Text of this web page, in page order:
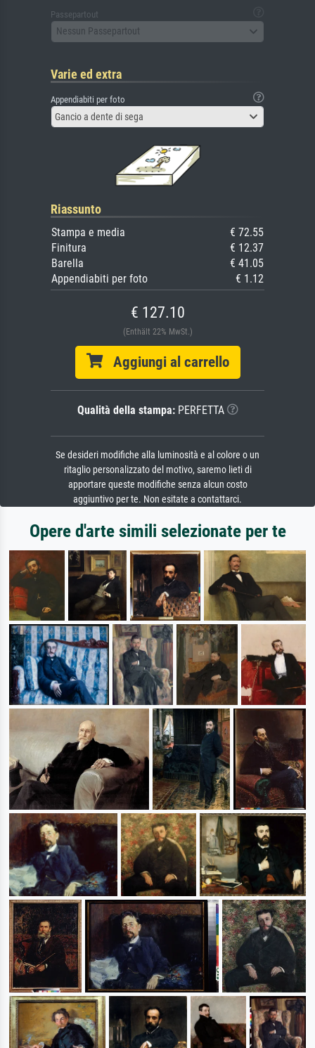
Passepartout
Nessun Passepartout
Varie ed extra
Appendiabiti per foto
Gancio a dente di sega
Riassunto
Stampa e media
€ 72.55
Finitura
€ 12.37
Barella
€ 41.05
Appendiabiti per foto
€ 1.12
€ 127.10
(Enthält 22% MwSt.)
Aggiungi al carrello
Qualità della stampa:PERFETTA
Se desideri modifiche alla luminosità e al colore o un
ritaglio personalizzato del motivo, saremo lieti di
apportare queste modifiche senza alcun costo
aggiuntivo per te. Non esitate a contattarci.
Opere d'arte simili selezionate per te